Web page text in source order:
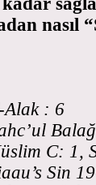
nasıl
Alak : 6
C: 1,
Sin